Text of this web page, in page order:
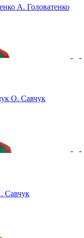
А. Головатенко
О. Савчук
- -
Савчук
- -